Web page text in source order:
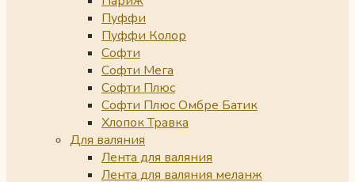
Пуффи
Пуффи Колор
Софти
Софти Мега
Софти Плюс
Софти Плюс Омбре Батик
Хлопок Травка
Для валяния
Лента для валяния
Лента для валяния меланж